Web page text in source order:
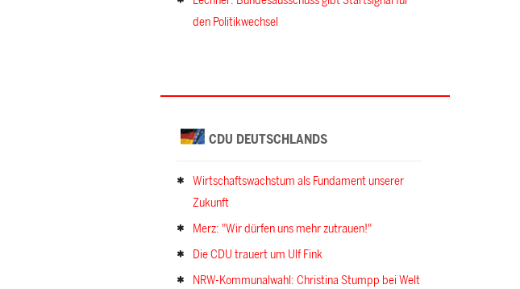
den Politikwechsel
CDU DEUTSCHLANDS
Wirtschaftswachstum als Fundament unserer
Zukunft
Merz: "Wir dürfen uns mehr zutrauen!"
Die CDU trauert um Ulf Fink
NRW-Kommunalwahl: Christina Stumpp bei Welt